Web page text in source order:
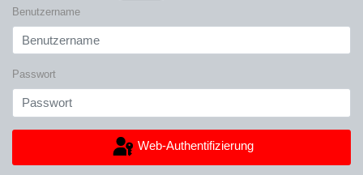
Benutzername
Passwort
Web-Authentifizierung